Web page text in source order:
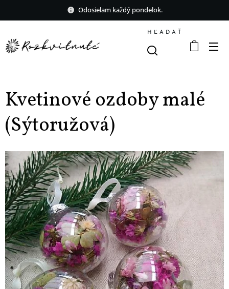
Odosielam každý pondelok.
HĽADAŤ
Kvetinové ozdoby malé
(Sýtoružová)